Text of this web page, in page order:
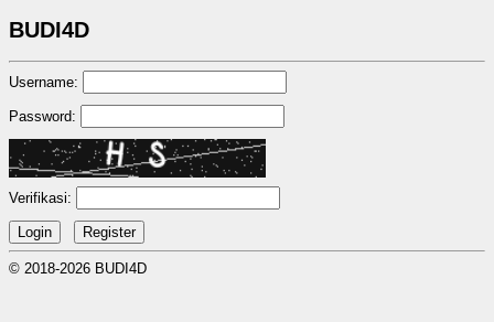
BUDI4D
Username:
Password:
Verifikasi:
© 2018-2026 BUDI4D